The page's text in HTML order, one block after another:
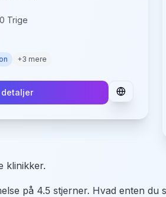
Trige
+3 mere
detaljer
klinikker.
på 4.5 stjerner. Hvad enten